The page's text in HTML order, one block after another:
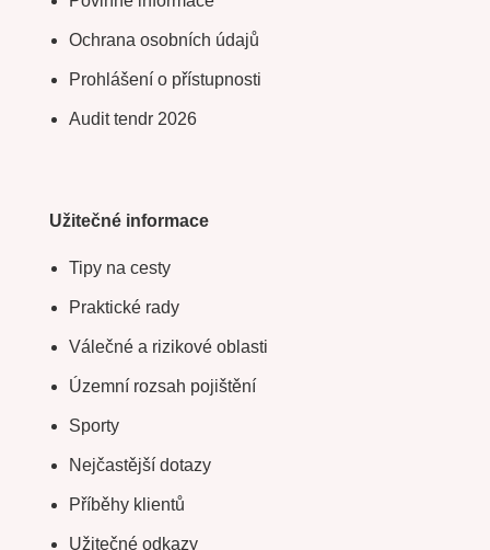
Ochrana osobních údajů
Prohlášení o přístupnosti
Audit tendr 2026
Užitečné informace
Tipy na cesty
Praktické rady
Válečné a rizikové oblasti
Územní rozsah pojištění
Sporty
Nejčastější dotazy
Příběhy klientů
Užitečné odkazy